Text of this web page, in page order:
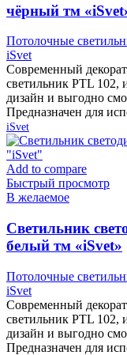
чёрный тм
Потолочные
iSvet
Современный
светильник PTL 102,
дизайн и выгодно
Предназначен для
iSvet
Add to compare
Быстрый просмотр
В желаемое
Cветильник
белый тм «iSvet»
Потолочные
iSvet
Современный
светильник PTL 102,
дизайн и выгодно
Предназначен для